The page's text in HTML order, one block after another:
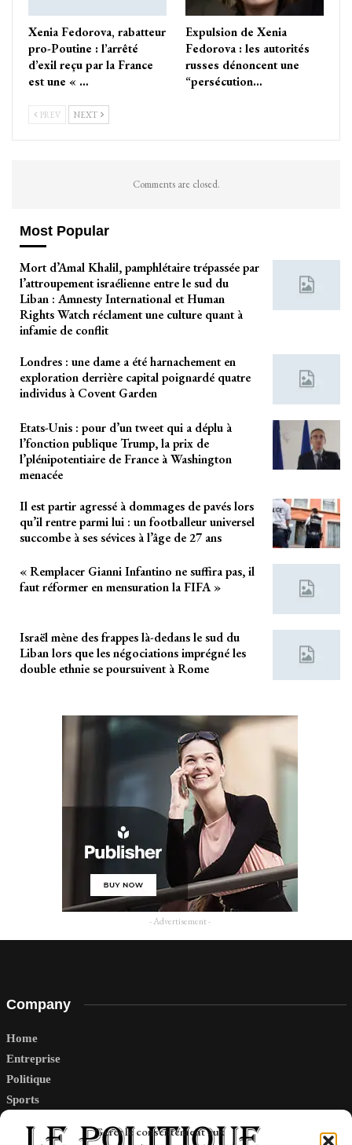
Gérer le consentement aux
Xenia Fedorova, rabatteur
pro-Poutine : l’arrêté
d’exil reçu par la France
est une « …
Expulsion de Xenia
Fedorova : les autorités
russes dénoncent une
“persécution…
PREV NEXT
Comments are closed.
Most Popular
Mort d’Amal Khalil, pamphlétaire trépassée par
l’attroupement israélienne entre le sud du
Liban : Amnesty International et Human
Rights Watch réclament une culture quant à
infamie de conflit
Londres : une dame a été harnachement en
exploration derrière capital poignardé quatre
individus à Covent Garden
Etats-Unis : pour d’un tweet qui a déplu à
l’fonction publique Trump, la prix de
l’plénipotentiaire de France à Washington
menacée
Il est partir agressé à dommages de pavés lors
qu’il rentre parmi lui : un footballeur universel
succombe à ses sévices à l’âge de 27 ans
« Remplacer Gianni Infantino ne suffira pas, il
faut réformer en mensuration la FIFA »
Israël mène des frappes là-dedans le sud du
Liban lors que les négociations imprégné les
double ethnie se poursuivent à Rome
- Advertisement -
Company
Home
Entreprise
Politique
Sports